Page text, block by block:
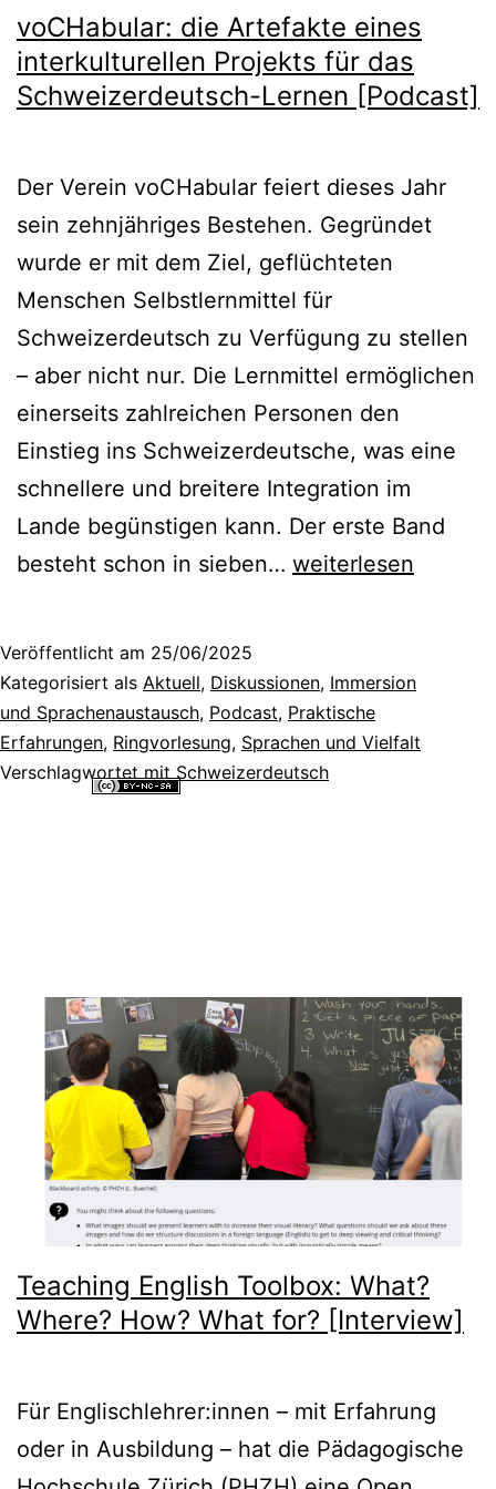
voCHabular: die Artefakte eines
interkulturellen Projekts für das
Schweizerdeutsch-Lernen [Podcast]
Der Verein voCHabular feiert dieses Jahr
sein zehnjähriges Bestehen. Gegründet
wurde er mit dem Ziel, geflüchteten
Menschen Selbstlernmittel für
Schweizerdeutsch zu Verfügung zu stellen
– aber nicht nur. Die Lernmittel ermöglichen
einerseits zahlreichen Personen den
Einstieg ins Schweizerdeutsche, was eine
schnellere und breitere Integration im
Lande begünstigen kann. Der erste Band
besteht schon in sieben… voCHabular:
eines
interkulturellen
Projekts
für
weiterlesen
Veröffentlicht am 25/06/2025
Kategorisiert als Aktuell, Diskussionen, Immersion
und Sprachenaustausch, Podcast, Praktische
Erfahrungen, Ringvorlesung, Sprachen und Vielfalt
Verschlagwortet mit Schweizerdeutsch
Teaching English Toolbox: What?
Where? How? What for? [Interview]
Für Englischlehrer:innen – mit Erfahrung
oder in Ausbildung – hat die Pädagogische